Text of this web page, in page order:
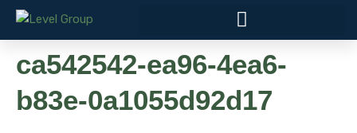
ca542542-ea96-4ea6-
b83e-0a1055d92d17